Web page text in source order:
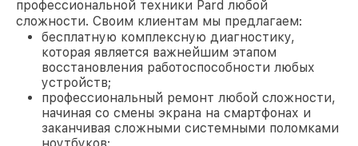
профессиональной техники Pard любой
сложности. Своим клиентам мы предлагаем:
бесплатную комплексную диагностику,
которая является важнейшим этапом
восстановления работоспособности любых
устройств;
профессиональный ремонт любой сложности,
начиная со смены экрана на смартфонах и
заканчивая сложными системными поломками